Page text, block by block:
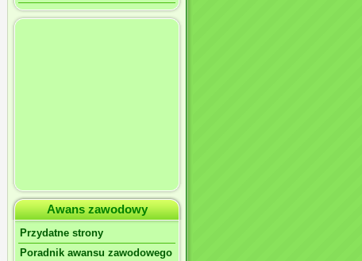
Awans zawodowy
Przydatne strony
Poradnik awansu zawodowego